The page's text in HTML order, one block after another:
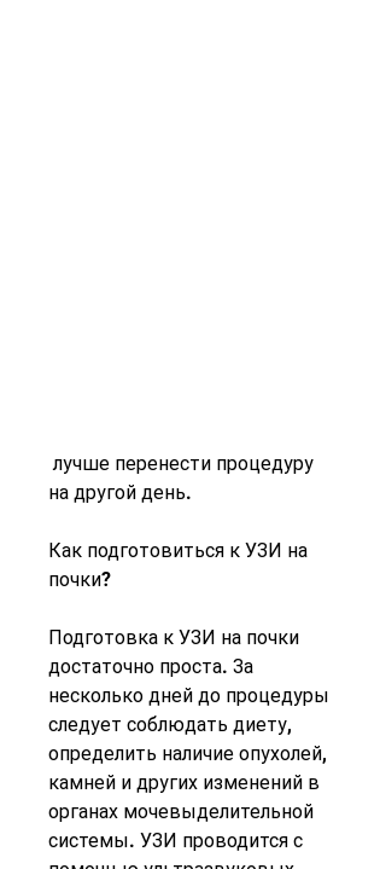
лучше перенести процедуру
на другой день.
Как подготовиться к УЗИ на
почки?
Подготовка к УЗИ на почки
достаточно проста. За
несколько дней до процедуры
следует соблюдать диету,
определить наличие опухолей,
камней и других изменений в
органах мочевыделительной
системы. УЗИ проводится с